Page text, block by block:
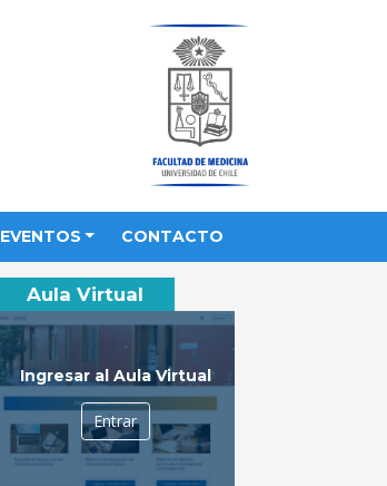
EVENTOS CONTACTO
Aula Virtual
Ingresar al Aula Virtual
Entrar